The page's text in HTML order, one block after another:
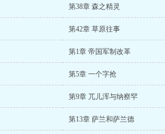
第38章 森之精灵
第42章 草原往事
第1章 帝国军制改革
第5章 一个字抢
第9章 兀儿浑与纳察罕
第13章 萨兰和萨兰德